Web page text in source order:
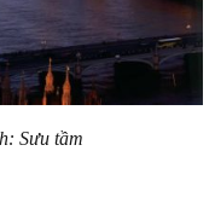
Sưu tầm